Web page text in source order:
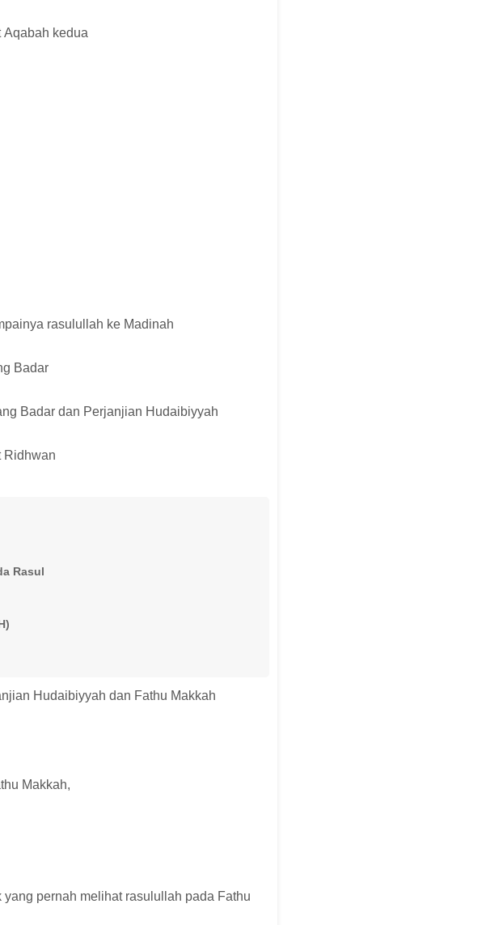
Aqabah kedua
rasulullah ke Madinah
Badar
Badar dan Perjanjian Hudaibiyyah
Ridhwan
Rasul
Hudaibiyyah dan Fathu Makkah
Makkah,
pernah melihat rasulullah pada Fathu